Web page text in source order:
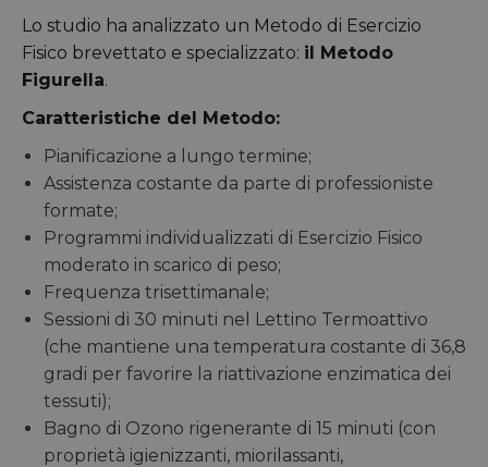
Lo studio ha analizzato un Metodo di Esercizio
Fisico brevettato e specializzato: il Metodo
Figurella.
Caratteristiche del Metodo:
Pianificazione a lungo termine;
Assistenza costante da parte di professioniste
formate;
Programmi individualizzati di Esercizio Fisico
moderato in scarico di peso;
Frequenza trisettimanale;
Sessioni di 30 minuti nel Lettino Termoattivo
(che mantiene una temperatura costante di 36,8
gradi per favorire la riattivazione enzimatica dei
tessuti);
Bagno di Ozono rigenerante di 15 minuti (con
proprietà igienizzanti, miorilassanti,